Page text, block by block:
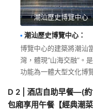
潮汕歷史博覽中心
潮汕歷史博覽中心 ：
博覽中心的建築將潮汕
灣，體現“山海交融”。
功能為一體大型文化博
D 2
酒店自助早餐—(
包廂享用午餐【經典潮